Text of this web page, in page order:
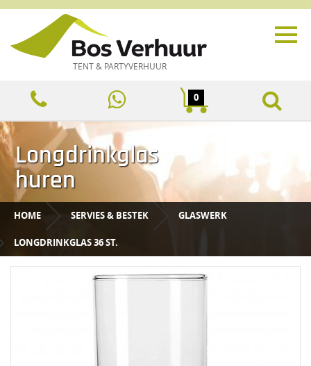
TENT & PARTYVERHUUR
0
Longdrinkglas
huren
HOME SERVIES & BESTEK GLASWERK
LONGDRINKGLAS 36 ST.